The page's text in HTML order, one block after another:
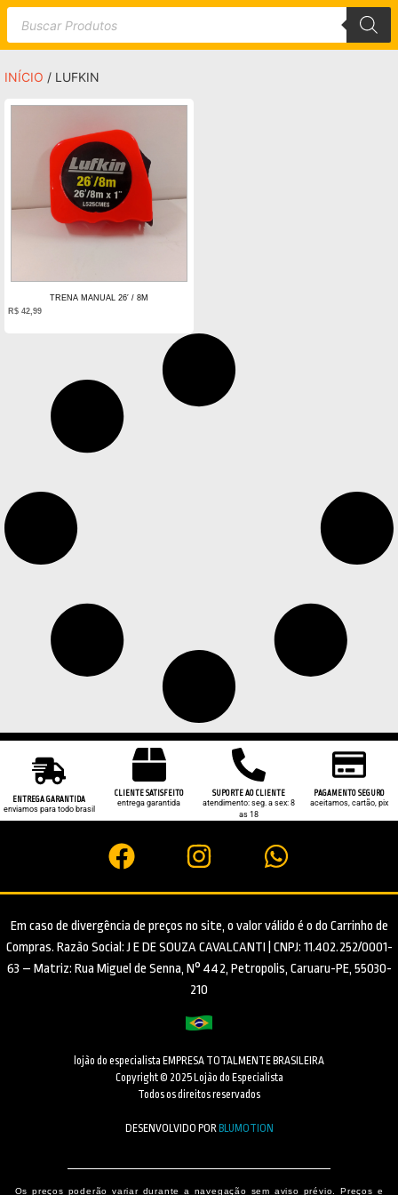
INÍCIO / LUFKIN
TRENA MANUAL 26′ / 8M
R$ 42,99
ENTREGA GARANTIDA
enviamos para todo brasil
CLIENTE SATISFEITO
entrega garantida
SUPORTE AO CLIENTE
atendimento: seg. a sex: 8
as 18
PAGAMENTO SEGURO
aceitamos, cartão, pix
Em caso de divergência de preços no site, o valor válido é o do Carrinho de
Compras. Razão Social: J E DE SOUZA CAVALCANTI | CNPJ: 11.402.252/0001-
63 – Matriz: Rua Miguel de Senna, N° 442, Petropolis, Caruaru-PE, 55030-
210
lojão do especialista EMPRESA TOTALMENTE BRASILEIRA
Copyright © 2025 Lojão do Especialista
Todos os direitos reservados
DESENVOLVIDO POR BLUMOTION
Os preços poderão variar durante a navegação sem aviso prévio. Preços e